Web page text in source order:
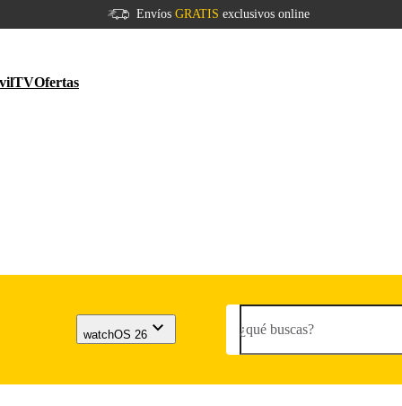
Envíos GRATIS exclusivos online
TVOfertas
watchOS 26 ¿qué buscas?